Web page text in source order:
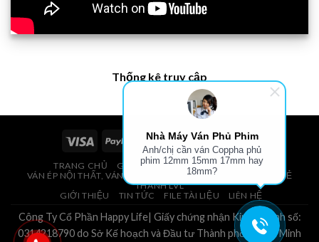
Thống kê truy cập
TRANG CHỦ
GIÁ VÁN PHỦ PHIM, VÁN COPPHA
VÁN ÉP NỘI THẤT, VÁN ÉP BAO BÌ, VÁN SOFA, PALLETS, VÁN SẺ
THANH LVL
GIỚI THIỆU
TIN TỨC FILE TÀI LIỆU LIÊN HỆ
Công Ty Cổ Phần Happy Life| Giấy chứng nhận Kinh Doanh số:
0314218790 do Sở Kế hoạch và Đầu tư Thành phố Hồ Chí Minh
Nhà Máy Ván Phủ Phim
Anh/chị cần ván Coppha phủ
phim 12mm 15mm 17mm hay
18mm?